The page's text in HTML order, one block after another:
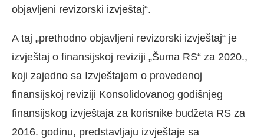
objavljeni revizorski izvještaj“.
A taj „prethodno objavljeni revizorski izvještaj“ je
izvještaj o finansijskoj reviziji „Šuma RS“ za 2020.,
koji zajedno sa Izvještajem o provedenoj
finansijskoj reviziji Konsolidovanog godišnjeg
finansijskog izvještaja za korisnike budžeta RS za
2016. godinu, predstavljaju izvještaje sa